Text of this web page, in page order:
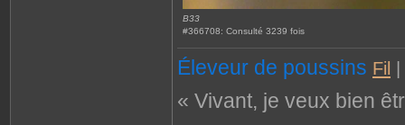
B33
#366708: Consulté 3239 fois
Éleveur de poussins Fil
« Vivant, je veux bien